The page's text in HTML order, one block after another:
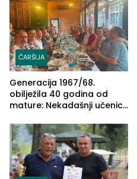
ČARŠIJA
Generacija 1967/68.
obilježila 40 godina od
mature: Nekadašnji učenici
(FOTO)